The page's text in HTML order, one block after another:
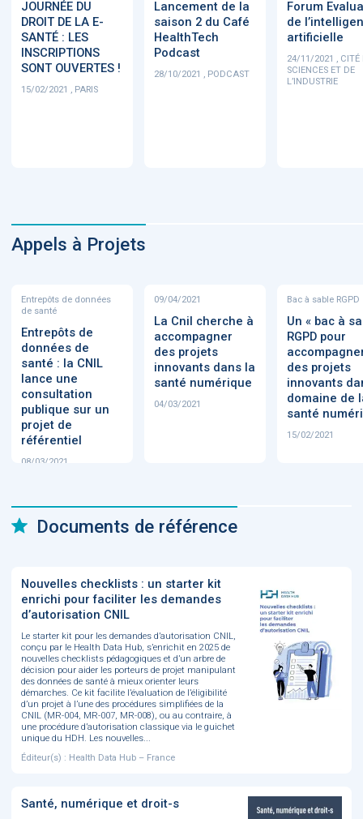
JOURNÉE DU
DROIT DE LA E-
SANTÉ : LES
INSCRIPTIONS
SONT OUVERTES !
15/02/2021 , PARIS
Lancement de la
saison 2 du Café
HealthTech
Podcast
28/10/2021 , PODCAST
Forum
de
artificielle
24/11/2021 , CITÉ
SCIENCES ET DE
L’INDUSTRIE
Appels à Projets
Entrepôts de données
de santé
Entrepôts de
données de
santé : la CNIL
lance une
consultation
publique sur un
projet de
référentiel
08/03/2021
09/04/2021
La Cnil cherche à
accompagner
des projets
innovants dans la
santé numérique
04/03/2021
Bac à sable RGPD
Un « bac à
RGPD pour
des projets
innovants
domaine de
santé
15/02/2021
Documents de référence
Nouvelles checklists : un starter kit
enrichi pour faciliter les demandes
d’autorisation CNIL
Le starter kit pour les demandes d’autorisation CNIL,
conçu par le Health Data Hub, s’enrichit en 2025 de
nouvelles checklists pédagogiques et d’un arbre de
décision pour aider les porteurs de projet manipulant
des données de santé à mieux orienter leurs
démarches. Ce kit facilite l’évaluation de l’éligibilité
d’un projet à l’une des procédures simplifiées de la
CNIL (MR-004, MR-007, MR-008), ou au contraire, à
une procédure d’autorisation classique via le guichet
unique du HDH. Les nouvelles...
Éditeur(s) : Health Data Hub – France
Santé, numérique et droit-s